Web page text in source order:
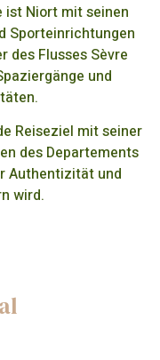
ist Niort mit seinen
Sporteinrichtungen
des Flusses Sèvre
und
Reiseziel mit seiner
des Departements
Authentizität und
wird.